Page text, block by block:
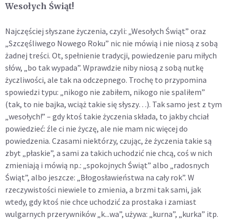
Wesołych Świąt!
Najczęściej słyszane życzenia, czyli: „Wesołych Świąt” oraz
„Szczęśliwego Nowego Roku” nic nie mówią i nie niosą z sobą
żadnej treści. Ot, spełnienie tradycji, powiedzenie paru miłych
słów, „bo tak wypada”. Wprawdzie niby niosą z sobą nutkę
życzliwości, ale tak na odczepnego. Trochę to przypomina
spowiedzi typu: „nikogo nie zabiłem, nikogo nie spaliłem”
(tak, to nie bajka, wciąż takie się słyszy…). Tak samo jest z tym
„wesołych!” – gdy ktoś takie życzenia składa, to jakby chciał
powiedzieć: źle ci nie życzę, ale nie mam nic więcej do
powiedzenia. Czasami niektórzy, czując, że życzenia takie są
zbyt „płaskie”, a sami za takich uchodzić nie chcą, coś w nich
zmieniają i mówią np.: „spokojnych Świąt” albo „radosnych
Świąt”, albo jeszcze: „Błogosławieństwa na cały rok”. W
rzeczywistości niewiele to zmienia, a brzmi tak sami, jak
wtedy, gdy ktoś nie chce uchodzić za prostaka i zamiast
wulgarnych przerywników „k...wa”, używa: „kurna”, „kurka” itp.